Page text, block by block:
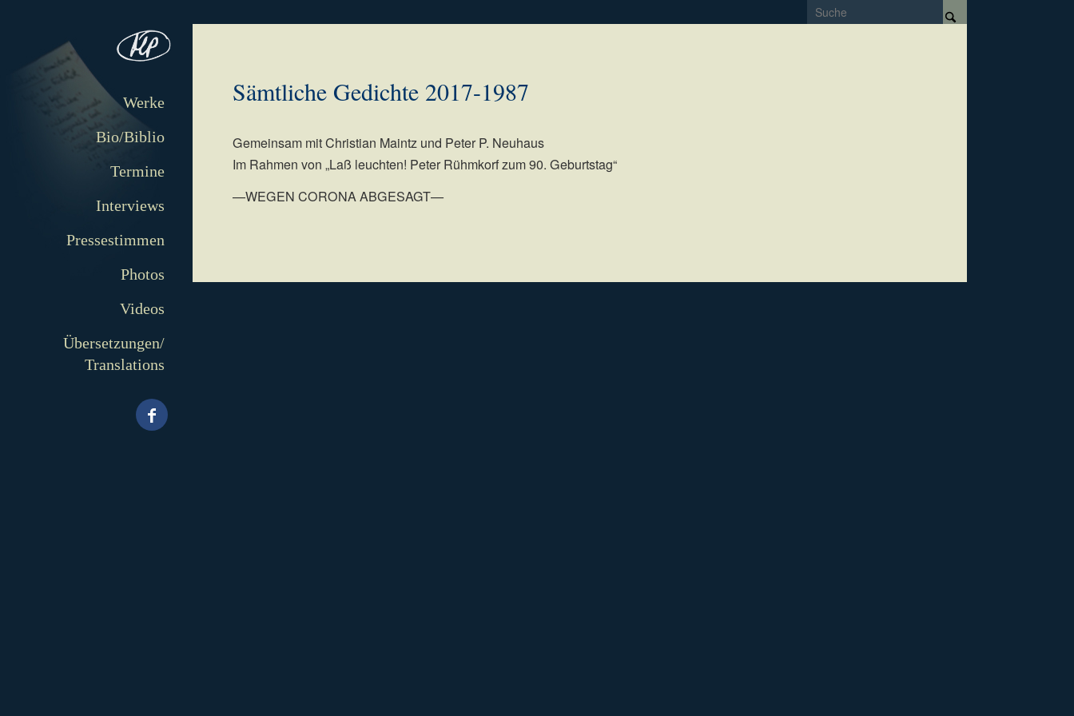
Werke
Bio/Biblio
Termine
Interviews
Pressestimmen
Photos
Videos
Übersetzungen/
Translations
Sämtliche Gedichte 2017-1987
Gemeinsam mit Christian Maintz und Peter P. Neuhaus
Im Rahmen von „Laß leuchten! Peter Rühmkorf zum 90. Geburtstag“
—WEGEN CORONA ABGESAGT—